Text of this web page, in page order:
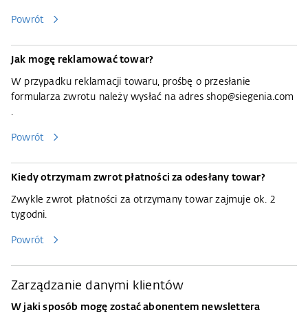
Powrót
Jak mogę reklamować towar?
W przypadku reklamacji towaru, prośbę o przesłanie
formularza zwrotu należy wysłać na adresshop@siegenia.com
.
Powrót
Kiedy otrzymam zwrot płatności za odesłany towar?
Zwykle zwrot płatności za otrzymany towar zajmuje ok. 2
tygodni.
Powrót
Zarządzanie danymi klientów
W jaki sposób mogę zostać abonentem newslettera